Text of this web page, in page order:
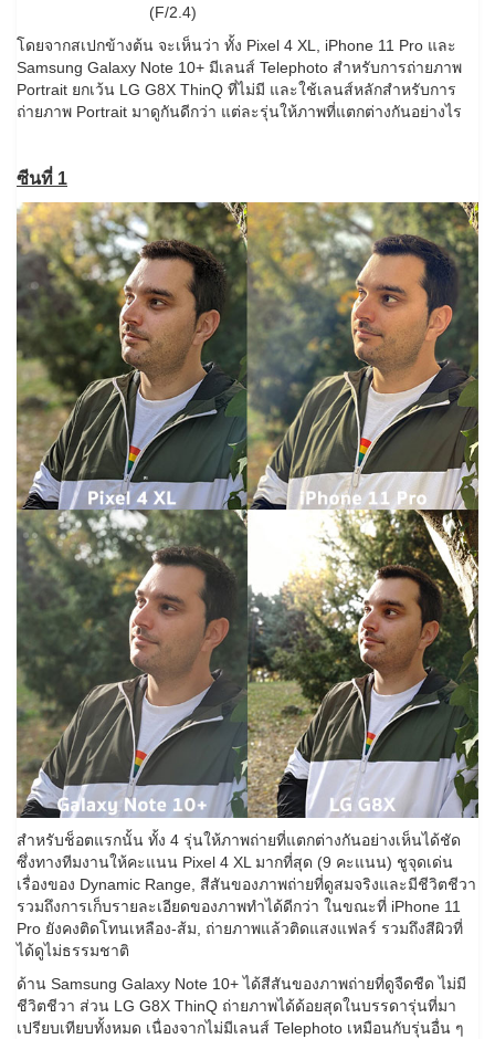
(F/2.4)
โดยจากสเปกข้างต้น จะเห็นว่า ทั้ง Pixel 4 XL, iPhone 11 Pro และ
Samsung Galaxy Note 10+ มีเลนส์​ Telephoto สำหรับการถ่ายภาพ
Portrait ยกเว้น LG G8X ThinQ ที่ไม่มี และใช้เลนส์หลักสำหรับการ
ถ่ายภาพ Portrait มาดูกันดีกว่า แต่ละรุ่นให้ภาพที่แตกต่างกันอย่างไร
ซีนที่ 1
สำหรับช็อตแรกนั้น ทั้ง 4 รุ่นให้ภาพถ่ายที่แตกต่างกันอย่างเห็นได้ชัด
ซึ่งทางทีมงานให้คะแนน Pixel 4 XL มากที่สุด (9 คะแนน) ชูจุดเด่น
เรื่องของ Dynamic Range, สีสันของภาพถ่ายที่ดูสมจริงและมีชีวิตชีวา
รวมถึงการเก็บรายละเอียดของภาพทำได้ดีกว่า ในขณะที่ iPhone 11
Pro ยังคงติดโทนเหลือง-ส้ม, ถ่ายภาพแล้วติดแสงแฟลร์ รวมถึงสีผิวที่
ได้ดูไม่ธรรมชาติ
ด้าน Samsung Galaxy Note 10+ ได้สีสันของภาพถ่ายที่ดูจืดชืด ไม่มี
ชีวิตชีวา ส่วน LG G8X ThinQ ถ่ายภาพได้ด้อยสุดในบรรดารุ่นที่มา
เปรียบเทียบทั้งหมด เนื่องจากไม่มีเลนส์ Telephoto เหมือนกับรุ่นอื่น ๆ